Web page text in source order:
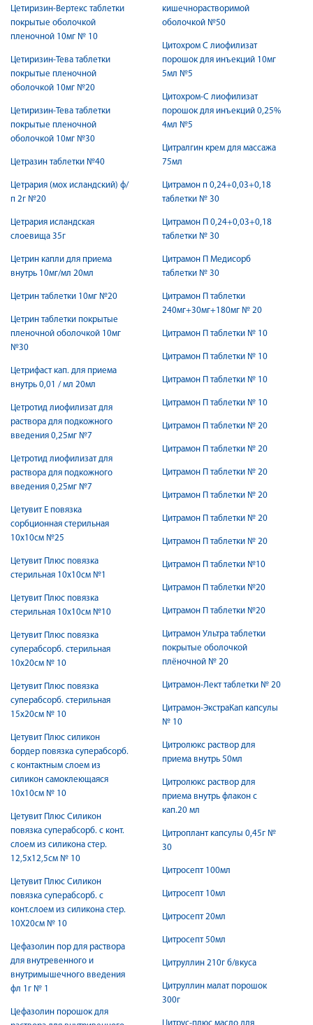
Цетиризин-Вертекс таблетки
покрытые оболочкой
пленочной 10мг № 10
Цетиризин-Тева таблетки
покрытые пленочной
оболочкой 10мг №20
Цетиризин-Тева таблетки
покрытые пленочной
оболочкой 10мг №30
Цетразин таблетки №40
Цетрария (мох исландский) ф/
п 2г №20
Цетрария исландская
слоевища 35г
Цетрин капли для приема
внутрь 10мг/мл 20мл
Цетрин таблетки 10мг №20
Цетрин таблетки покрытые
пленочной оболочкой 10мг
№30
Цетрифаст кап. для приема
внутрь 0,01 / мл 20мл
Цетротид лиофилизат для
раствора для подкожного
введения 0,25мг №7
Цетротид лиофилизат для
раствора для подкожного
введения 0,25мг №7
Цетувит Е повязка
cорбционная стерильная
10x10см №25
Цетувит Плюс повязка
стерильная 10х10см №1
Цетувит Плюс повязка
стерильная 10х10см №10
Цетувит Плюс повязка
суперабсорб. стерильная
10х20см № 10
Цетувит Плюс повязка
суперабсорб. стерильная
15х20см № 10
Цетувит Плюс силикон
бордер повязка суперабсорб.
с контактным слоем из
силикон самоклеющаяся
10х10см № 10
Цетувит Плюс Силикон
повязка суперабсорб. с конт.
слоем из силикона стер.
12,5x12,5см № 10
Цетувит Плюс Силикон
повязка суперабсорб. с
конт.слоем из силикона стер.
10Х20см № 10
Цефазолин пор для раствора
для внутревенного и
внутримышечного введения
фл 1г № 1
Цефазолин порошок для
кишечнорастворимой
оболочкой №50
Цитохром С лиофилизат
порошок для инъекций 10мг
5мл №5
Цитохром-С лиофилизат
порошок для инъекций 0,25%
4мл №5
Цитралгин крем для массажа
75мл
Цитрамон п 0,24+0,03+0,18
таблетки № 30
Цитрамон П 0,24+0,03+0,18
таблетки № 30
Цитрамон П Медисорб
таблетки № 30
Цитрамон П таблетки
240мг+30мг+180мг № 20
Цитрамон П таблетки № 10
Цитрамон П таблетки № 10
Цитрамон П таблетки № 10
Цитрамон П таблетки № 10
Цитрамон П таблетки № 20
Цитрамон П таблетки № 20
Цитрамон П таблетки № 20
Цитрамон П таблетки № 20
Цитрамон П таблетки № 20
Цитрамон П таблетки № 20
Цитрамон П таблетки №10
Цитрамон П таблетки №20
Цитрамон П таблетки №20
Цитрамон Ультра таблетки
покрытые оболочкой
плёночной № 20
Цитрамон-Лект таблетки № 20
Цитрамон-ЭкстраКап капсулы
№ 10
Цитролюкс раствор для
приема внутрь 50мл
Цитролюкс раствор для
приема внутрь флакон с
кап.20 мл
Цитроплант капсулы 0,45г №
30
Цитросепт 100мл
Цитросепт 10мл
Цитросепт 20мл
Цитросепт 50мл
Цитруллин 210г б/вкуса
Цитруллин малат порошок
300г